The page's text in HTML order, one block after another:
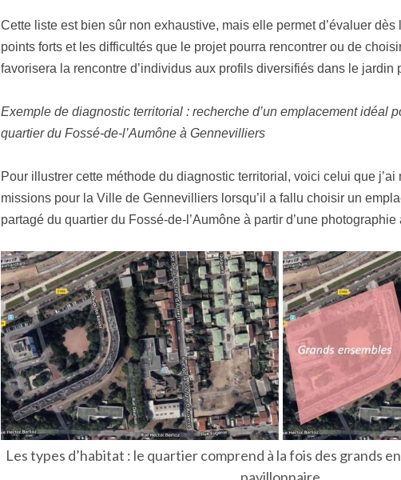
Cette liste est bien sûr non exhaustive, mais elle permet d’évaluer
points forts et les difficultés que le projet pourra rencontrer ou de
favorisera la rencontre d’individus aux profils diversifiés dans le jardin
Exemple de diagnostic territorial : recherche d’un emplacement idéal
quartier du Fossé-de-l’Aumône à Gennevilliers
Pour illustrer cette méthode du diagnostic territorial, voici celui que
missions pour la Ville de Gennevilliers lorsqu’il a fallu choisir un
partagé du quartier du Fossé-de-l’Aumône à partir d’une photographie
Les types d’habitat : le quartier comprend à la fois des grands
pavillonnaire